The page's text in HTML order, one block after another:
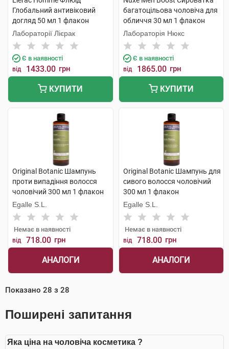
Глобальний антивіковий
догляд 50 мл 1 флакон
Лабораторії Лієрак
Є в наявності
від 1433.00 грн
КУПИТИ
багатоцільова чоловіча для
обличчя 30 мл 1 флакон
Лабораторія Нюкс
Є в наявності
від 1865.00 грн
КУПИТИ
Original Botanic Шампунь
проти випадіння волосся
чоловічий 300 мл 1 флакон
Egalle S.L.
Немає в наявності
від 718.00 грн
АНАЛОГИ
Original Botanic Шампунь для
сивого волосся чоловічий
300 мл 1 флакон
Egalle S.L.
Немає в наявності
від 718.00 грн
АНАЛОГИ
Показано 28 з 28
Поширені запитання
Яка ціна на чоловіча косметика ?